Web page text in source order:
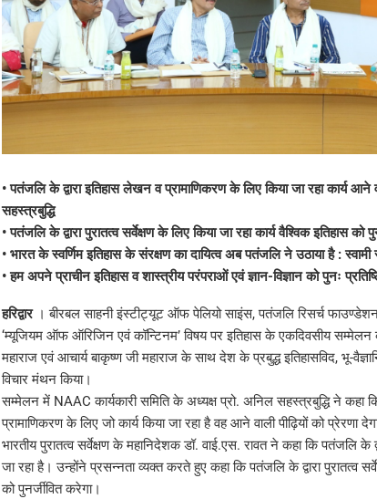
• पतंजलि के द्वारा इतिहास लेखन व प्रामाणिकरण के लिए किया जा रहा कार्य आने
सहस्त्रबुद्धि
• पतंजलि के द्वारा पुरातत्व सर्वेक्षण के लिए किया जा रहा कार्य वैश्विक इतिहास को
• भारत के स्वर्णिम इतिहास के संरक्षण का दायित्व अब पतंजलि ने उठाया है : स्वामी
• हम अपने प्राचीन इतिहास व शास्त्रीय परंपराओं एवं ज्ञान-विज्ञान को पुनः
हरिद्वार। बीरबल साहनी इंस्टीट्यूट ऑफ पेलियो साइंस, पतंजलि रिसर्च
‘म्यूजियम ऑफ ऑरिजिन एवं कॉन्टिनमʼ विषय पर इतिहास के एकदिवसीय सम्मेलन
महाराज एवं आचार्य बाकृष्ण जी महाराज के साथ देश के प्रबुद्ध इतिहासविद, भू-
विचार मंथन किया।
सम्मेलन में NAAC कार्यकारी समिति के अध्यक्ष प्रो. अनिल सहस्त्रबुद्धि ने कहा
प्रामाणिकरण के लिए जो कार्य किया जा रहा है वह आने वाली पीढ़ियों को
भारतीय पुरातत्व सर्वेक्षण के महानिदेशक डॉ. वाई.एस. रावत ने कहा कि पतंजलि के
जा रहा है। उन्होंने प्रसन्नता व्यक्त करते हुए कहा कि पतंजलि के द्वारा पुरातत्व
को पुनर्जीवित करेगा।